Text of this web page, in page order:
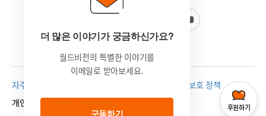
더 많은 이야기가 궁금하신가요?
월드비전의 특별한 이야기를
이메일로 받아보세요.
구독하기
자주하는 질문
아동 및 성인 보호 정책
개인정보처리방침
후원하기